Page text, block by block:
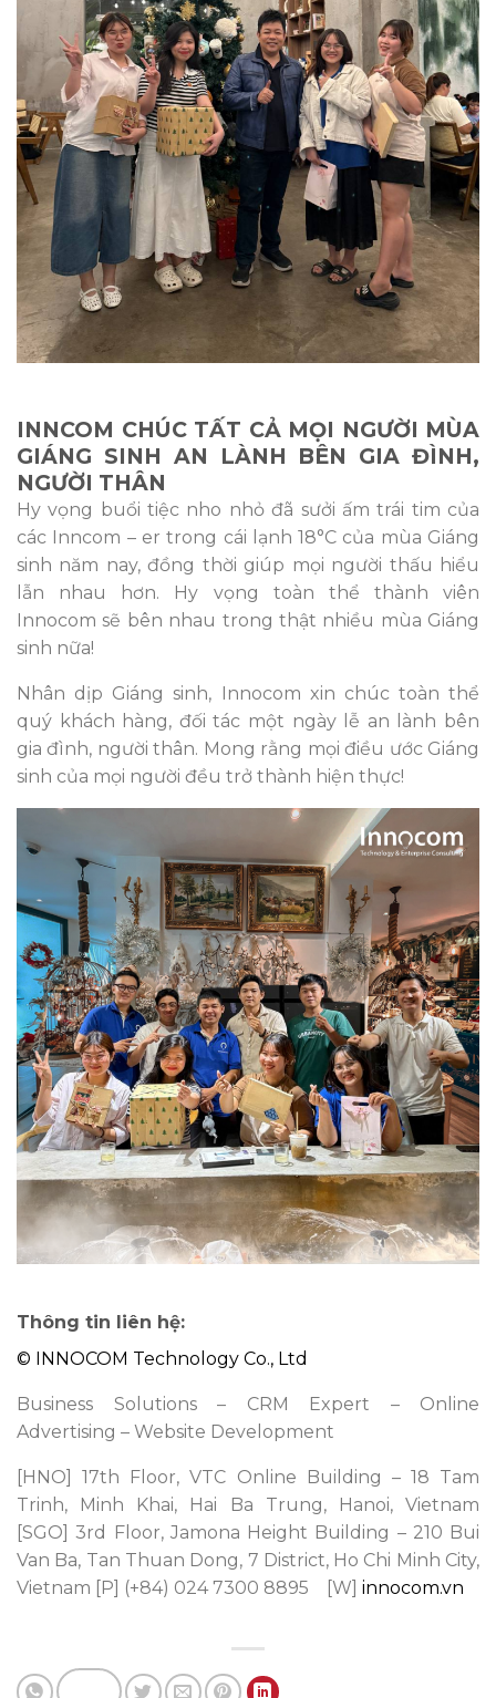
INNCOM CHÚC TẤT CẢ MỌI NGƯỜI MÙA
GIÁNG SINH AN LÀNH BÊN GIA ĐÌNH,
NGƯỜI THÂN
Hy vọng buổi tiệc nho nhỏ đã sưởi ấm trái tim của
các Inncom – er trong cái lạnh 18°C của mùa Giáng
sinh năm nay, đồng thời giúp mọi người thấu hiểu
lẫn nhau hơn. Hy vọng toàn thể thành viên
Innocom sẽ bên nhau trong thật nhiều mùa Giáng
sinh nữa!
Nhân dịp Giáng sinh, Innocom xin chúc toàn thể
quý khách hàng, đối tác một ngày lễ an lành bên
gia đình, người thân. Mong rằng mọi điều ước Giáng
sinh của mọi người đều trở thành hiện thực!
Thông tin liên hệ:
© INNOCOM Technology Co., Ltd
Business Solutions – CRM Expert – Online
Advertising – Website Development
[HNO] 17th Floor, VTC Online Building – 18 Tam
Trinh, Minh Khai, Hai Ba Trung, Hanoi, Vietnam
[SGO] 3rd Floor, Jamona Height Building – 210 Bui
Van Ba, Tan Thuan Dong, 7 District, Ho Chi Minh City,
Vietnam [P] (+84) 024 7300 8895 [W] innocom.vn